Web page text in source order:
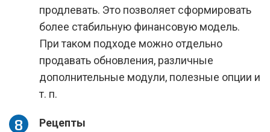
продлевать. Это позволяет сформировать
более стабильную финансовую модель.
При таком подходе можно отдельно
продавать обновления, различные
дополнительные модули, полезные опции и
т. п.
Рецепты